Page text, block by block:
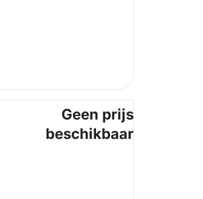
Geen prijs
beschikbaar